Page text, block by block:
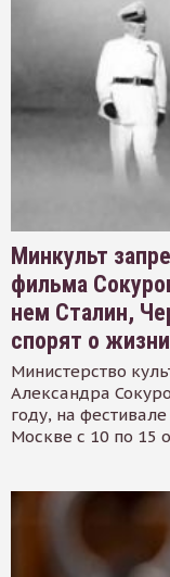
Минкульт
фильма
нем Сталин,
спорят о жизни
Министерство
Александра
году, на
Москве с 10 по 15